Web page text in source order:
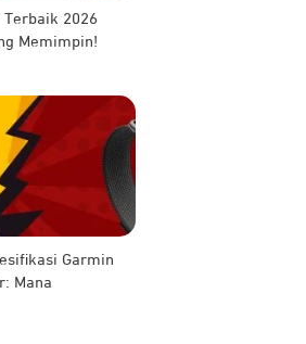
Terbaik 2026
Memimpin!
Garmin
Mana